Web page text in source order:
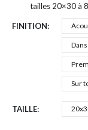
tailles 20×30 à
FINITION
Sur
TAILLE